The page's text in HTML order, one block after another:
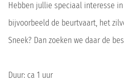
Hebben jullie speciaal interesse
bijvoorbeeld de beurtvaart, het
Sneek? Dan zoeken we daar de
Duur: ca 1 uur